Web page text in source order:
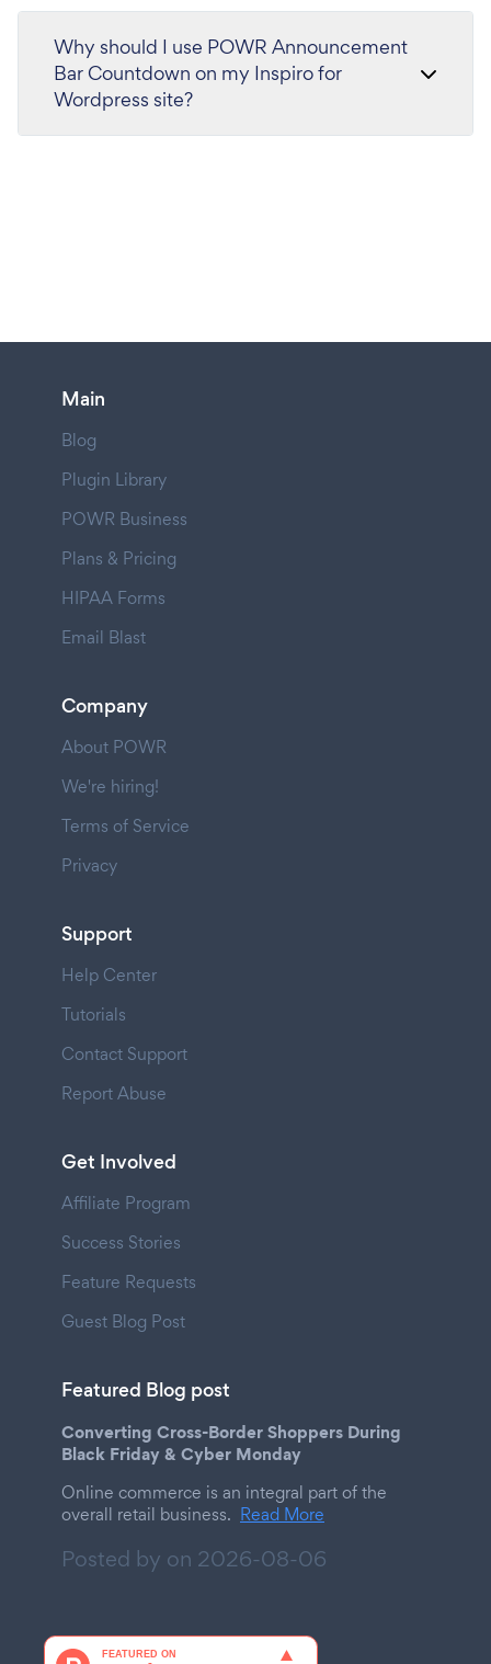
Why should I use POWR Announcement
Bar Countdown on my Inspiro for
Wordpress site?
Main
Blog
Plugin Library
POWR Business
Plans & Pricing
HIPAA Forms
Email Blast
Company
About POWR
We're hiring!
Terms of Service
Privacy
Support
Help Center
Tutorials
Contact Support
Report Abuse
Get Involved
Affiliate Program
Success Stories
Feature Requests
Guest Blog Post
Featured Blog post
Converting Cross-Border Shoppers During
Black Friday & Cyber Monday
Online commerce is an integral part of the
overall retail business. Read More
Posted by on 2026-08-06